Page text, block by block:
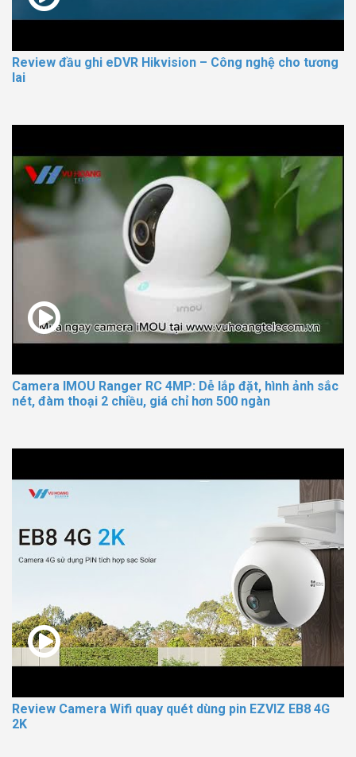
Review đầu ghi eDVR Hikvision – Công nghệ cho tương
lai
Camera IMOU Ranger RC 4MP: Dễ lắp đặt, hình ảnh sắc
nét, đàm thoại 2 chiều, giá chỉ hơn 500 ngàn
Review Camera Wifi quay quét dùng pin EZVIZ EB8 4G
2K